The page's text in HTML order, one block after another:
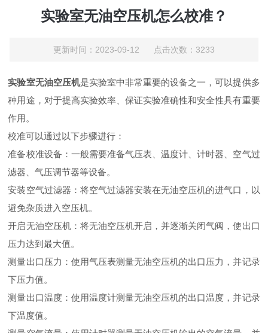
实验室无油空压机怎么校准？
更新时间：2023-09-12 点击次数：3233
实验室无油空压机是实验室中非常重要的设备之一，可以提供多
种用途，对于提高实验效率、保证实验准确性和安全性具有重要
作用。
校准可以通过以下步骤进行：
准备校准设备：一般需要准备气压表、温度计、计时器、空气过
滤器、气压调节器等设备。
安装空气过滤器：将空气过滤器安装在无油空压机的进气口，以
避免杂质进入空压机。
开启无油空压机：将无油空压机开启，并逐渐关闭气阀，使出口
压力达到最大值。
测量出口压力：使用气压表测量无油空压机的出口压力，并记录
下压力值。
测量出口温度：使用温度计测量无油空压机的出口温度，并记录
下温度值。